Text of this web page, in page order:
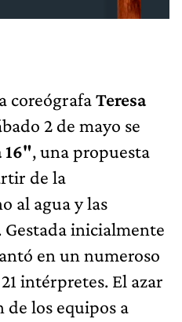
coreógrafaTeresa
2 de mayo se
16", una propuesta
de la
al agua y las
Gestada inicialmente
en un numeroso
intérpretes. El azar
los equipos a